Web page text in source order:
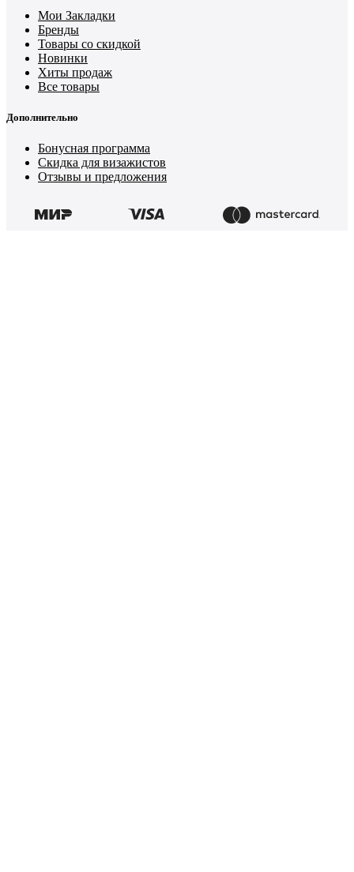
Мои Закладки
Бренды
Товары со скидкой
Новинки
Хиты продаж
Все товары
Дополнительно
Бонусная программа
Скидка для визажистов
Отзывы и предложения